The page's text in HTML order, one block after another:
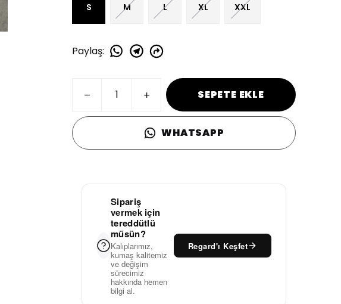
S M L XL XXL
Paylaş:
SEPETE EKLE
WHATSAPP
Sipariş
vermek için
tereddütlü
müsün?
Kalıplarımız,
kumaş kalitemiz
ve değişim
sürecimiz
hakkında hemen
bilgi al.
Regard'ı Keşfet